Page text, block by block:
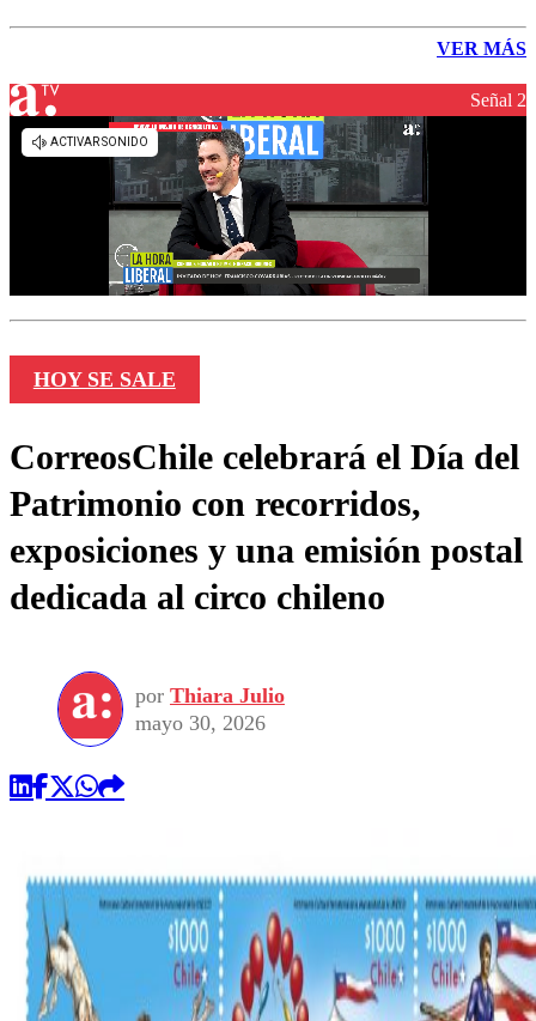
VER MÁS
Señal 2
HOY SE SALE
CorreosChile celebrará el Día del
Patrimonio con recorridos,
exposiciones y una emisión postal
dedicada al circo chileno
por Thiara Julio
mayo 30, 2026